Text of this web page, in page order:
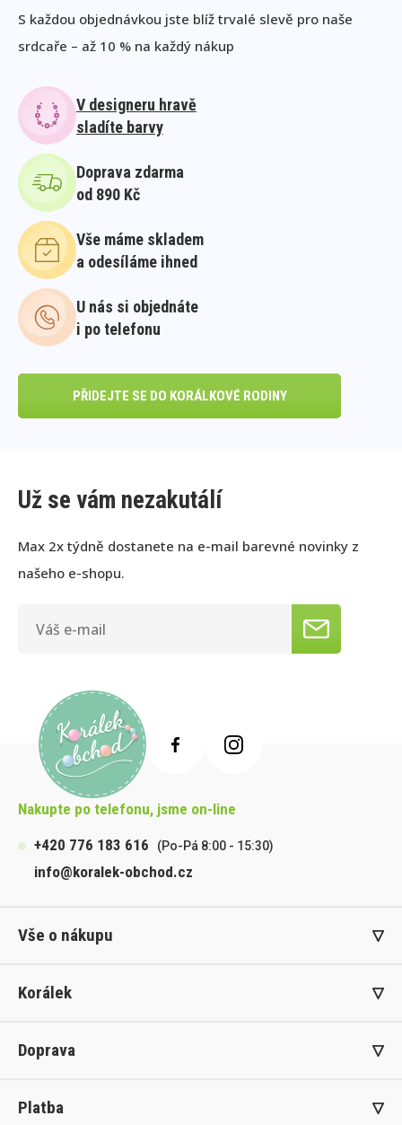
S každou objednávkou jste blíž trvalé slevě pro naše
srdcaře – až 10 % na každý nákup
V designeru hravě
sladíte barvy
Doprava zdarma
od 890 Kč
Vše máme skladem
a odesíláme ihned
U nás si objednáte
i po telefonu
PŘIDEJTE SE DO KORÁLKOVÉ RODINY
Už se vám nezakutálí
Max 2x týdně dostanete na e-mail barevné novinky z
našeho e-shopu.
Nakupte po telefonu, jsme on-line
+420 776 183 616
(Po-Pá 8:00 - 15:30)
info@koralek-obchod.cz
Vše o nákupu
Korálek
Doprava
Platba